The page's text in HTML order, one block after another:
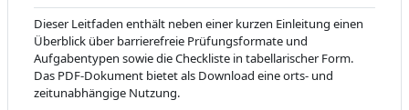
Dieser Leitfaden enthält neben einer kurzen Einleitung einen
Überblick über barrierefreie Prüfungsformate und
Aufgabentypen sowie die Checkliste in tabellarischer Form.
Das PDF-Dokument bietet als Download eine orts- und
zeitunabhängige Nutzung.